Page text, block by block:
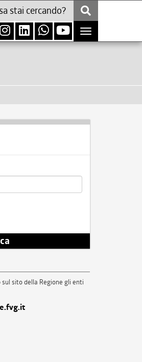
Toggle
navigation
sito della Regione gli enti